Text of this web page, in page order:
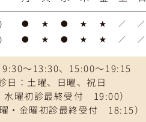
● ★ ● ★ ★ ／ ／
● ★ ● ★ ★ ／ ／
～13:30、15:00～19:15
日：土曜、日曜、祝日
水曜初診最終受付 19:00）
・金曜初診最終受付 18:15）